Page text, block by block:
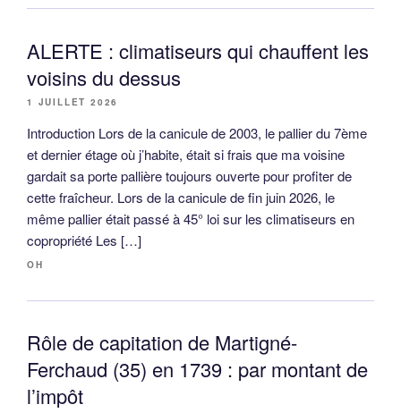
ALERTE : climatiseurs qui chauffent les
voisins du dessus
1 JUILLET 2026
Introduction Lors de la canicule de 2003, le pallier du 7ème
et dernier étage où j’habite, était si frais que ma voisine
gardait sa porte pallière toujours ouverte pour profiter de
cette fraîcheur. Lors de la canicule de fin juin 2026, le
même pallier était passé à 45° loi sur les climatiseurs en
copropriété Les […]
OH
Rôle de capitation de Martigné-
Ferchaud (35) en 1739 : par montant de
l’impôt